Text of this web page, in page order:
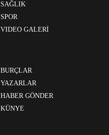
SAĞLIK
SPOR
VIDEO GALERİ
BURÇLAR
YAZARLAR
HABER GÖNDER
KÜNYE